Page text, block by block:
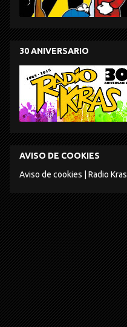
30 ANIVERSARIO
AVISO DE COOKIES
Aviso de cookies | Radio Kras